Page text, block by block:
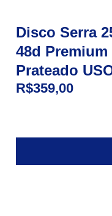
Disco Serra
48d Premium
Prateado
R$359,00